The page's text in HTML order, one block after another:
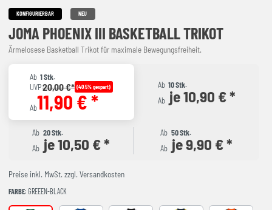
KONFIGURIERBAR NEU
JOMA PHOENIX III BASKETBALL TRIKOT
Ärmelosese Basketball Trikot für maximale Bewegungsfreiheit.
Ab 1 Stk.
UVP20,00 €* (40.5% gespart)
Ab11,90 € *
Ab 10 Stk.
Ab je 10,90 € *
Ab 20 Stk.
Ab je 10,50 € *
Ab 50 Stk.
Ab je 9,90 € *
Preise inkl. MwSt. zzgl. Versandkosten
FARBE: GREEEN-BLACK